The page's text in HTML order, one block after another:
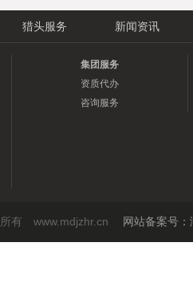
猎头服务 新闻资讯
集团服务
资质代办
咨询服务
所有 www.mdjzhr.cn 网站备案号